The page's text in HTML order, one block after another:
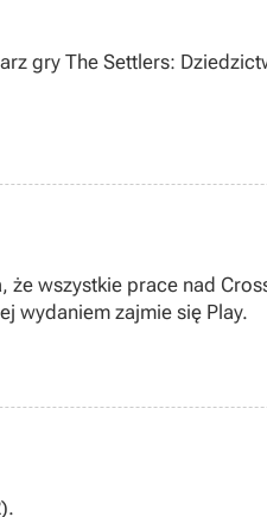
gry The Settlers:
wszystkie prace nad
wydaniem zajmie się Play.